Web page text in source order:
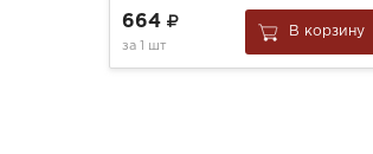
664
за 1 шт
В корзину